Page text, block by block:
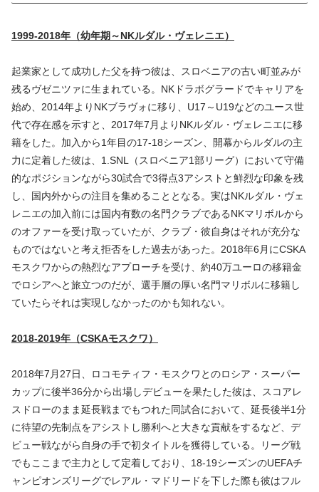
1999-2018年（幼年期～NKルダル・ヴェレニエ）
起業家として成功した父を持つ彼は、スロベニアの古い町並みが
残るヴゼニツァに生まれている。NKドラボグラードでキャリアを
始め、2014年よりNKブラヴォに移り、U17～U19などのユース世
代で存在感を示すと、2017年7月よりNKルダル・ヴェレニエに移
籍をした。加入から1年目の17-18シーズン、開幕からルダルの主
力に定着した彼は、1.SNL（スロベニア1部リーグ）において守備
的なポジションながら30試合で3得点3アシストと鮮烈な印象を残
し、国内外からの注目を集めることとなる。実はNKルダル・ヴェ
レニエの加入前には国内有数の名門クラブであるNKマリボルから
のオファーを受け取っていたが、クラブ・彼自身はそれが充分な
ものではないと考え拒否をした過去があった。2018年6月にCSKA
モスクワからの熱烈なアプローチを受け、約40万ユーロの移籍金
でロシアへと旅立つのだが、選手層の厚い名門マリボルに移籍し
ていたらそれは実現しなかったのかも知れない。
2018-2019年（CSKAモスクワ）
2018年7月27日、ロコモティフ・モスクワとのロシア・スーパー
カップに後半36分から出場しデビューを果たした彼は、スコアレ
スドローのまま延長戦までもつれた同試合において、延長後半1分
に待望の先制点をアシストし勝利へと大きな貢献をするなど、デ
ビュー戦ながら自身の手で初タイトルを獲得している。リーグ戦
でもここまで主力として定着しており、18-19シーズンのUEFAチ
ャンピオンズリーグでレアル・マドリードを下した際も彼はフル